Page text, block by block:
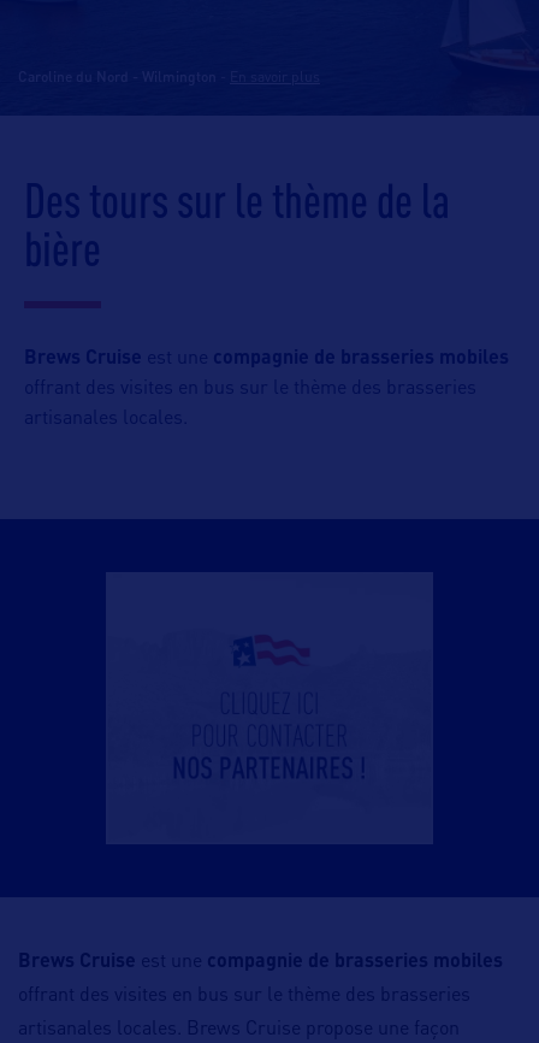
Caroline du Nord - Wilmington
Des tours sur le thème de la
bière
Brews Cruise est une compagnie de brasseries mobiles
offrant des visites en bus sur le thème des brasseries
artisanales locales.
Brews Cruise est une compagnie de brasseries mobiles
offrant des visites en bus sur le thème des brasseries
artisanales locales. Brews Cruise propose une façon